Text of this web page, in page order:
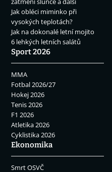
Jak obléci miminko při
vysokých teplotách?
Jak na dokonalé letní mojito
6 lehkých letních salátů
Sport 2026
MMA
Fotbal 2026/27
Hokej 2026
Tenis 2026
F1 2026
Atletika 2026
Cyklistika 2026
Ekonomika
Smrt OSVČ